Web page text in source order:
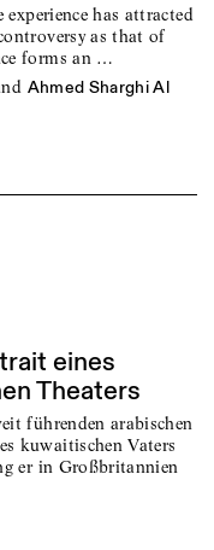
has attracted
as that of
forms an …
Ahmed Sharghi Al
eines
Theaters
führenden arabischen
kuwaitischen Vaters
er in Großbritannien